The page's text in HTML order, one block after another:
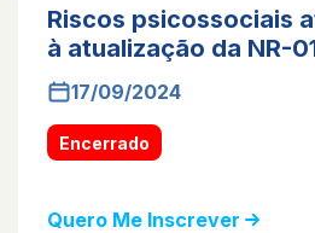
Riscos psicossociais
à atualização da NR-
17/09/2024
Encerrado
Quero Me Inscrever